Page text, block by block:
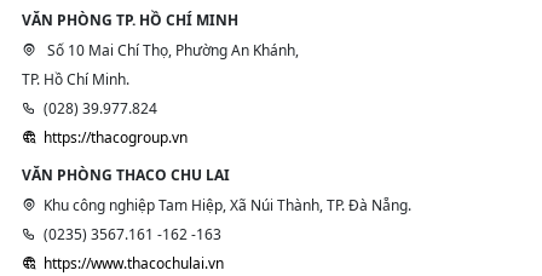
VĂN PHÒNG TP. HỒ CHÍ MINH
Số 10 Mai Chí Thọ, Phường An Khánh,
TP. Hồ Chí Minh.
(028) 39.977.824
https://thacogroup.vn
VĂN PHÒNG THACO CHU LAI
Khu công nghiệp Tam Hiệp, Xã Núi Thành, TP. Đà Nẵng.
(0235) 3567.161 -162 -163
https://www.thacochulai.vn